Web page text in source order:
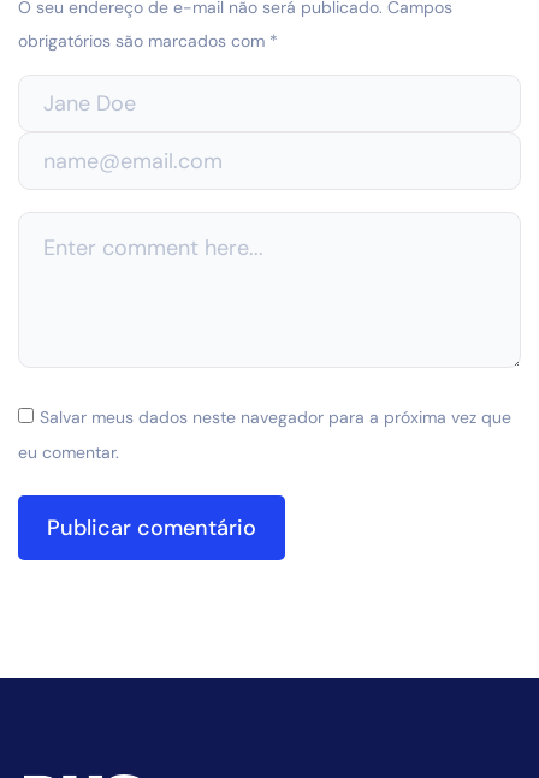
O seu endereço de e-mail não será publicado. Campos
obrigatórios são marcados com *
Salvar meus dados neste navegador para a próxima vez que
eu comentar.